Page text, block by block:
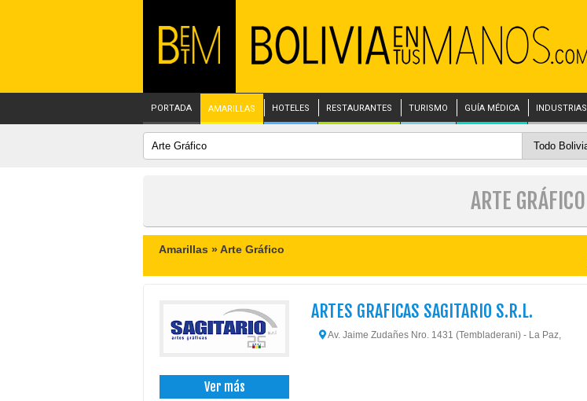
PORTADA AMARILLAS HOTELES RESTAURANTES TURISMO GUÍA MÉDICA INDUSTRIAS
ARTE GRÁFICO
Amarillas »Arte Gráfico
Ver más
ARTES GRAFICAS SAGITARIO S.R.L.
Av. Jaime Zudañes Nro. 1431 (Tembladerani) - La Paz,